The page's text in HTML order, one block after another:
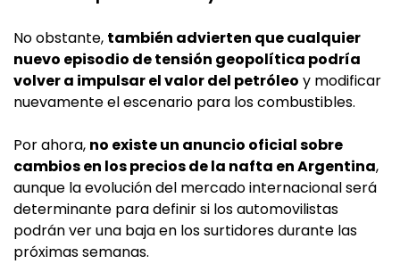
No obstante, también advierten que cualquier
nuevo episodio de tensión geopolítica podría
volver a impulsar el valor del petróleo y modificar
nuevamente el escenario para los combustibles.
Por ahora, no existe un anuncio oficial sobre
cambios en los precios de la nafta en Argentina,
aunque la evolución del mercado internacional será
determinante para definir si los automovilistas
podrán ver una baja en los surtidores durante las
próximas semanas.